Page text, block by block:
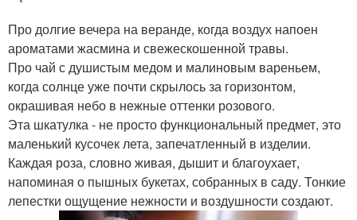
Про долгие вечера на веранде, когда воздух напоен
ароматами жасмина и свежескошенной травы.
Про чай с душистым медом и малиновым вареньем,
когда солнце уже почти скрылось за горизонтом,
окрашивая небо в нежные оттенки розового.
Эта шкатулка - не просто функциональный предмет, это
маленький кусочек лета, запечатленный в изделии.
Каждая роза, словно живая, дышит и благоухает,
напоминая о пышных букетах, собранных в саду. Тонкие
лепестки ощущение нежности и воздушности создают.